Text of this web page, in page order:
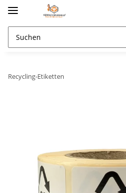
Recycling-Etiketten